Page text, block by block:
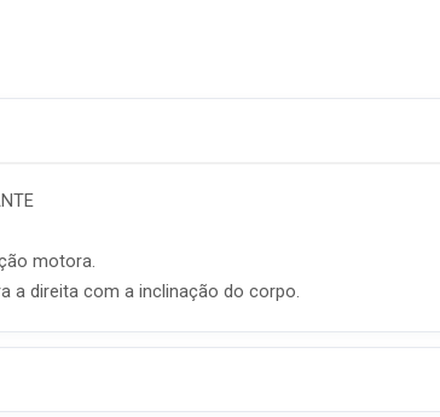
motora.
a direita com a inclinação do corpo.